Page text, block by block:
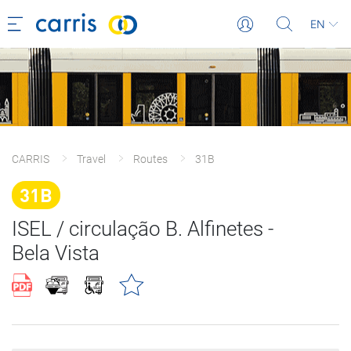
EN
CARRIS Travel Routes 31B
31B
ISEL / circulação B. Alfinetes -
Bela Vista